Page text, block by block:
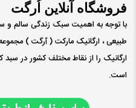
فروشگاه آنلاین اُرگت
با توجه به اهمیت سبک زندگی سالم
طبیعی ، ارگانیک مارکت ( ٱرگت )
ارگانیک را از نقاط مختلف کشور در
است.